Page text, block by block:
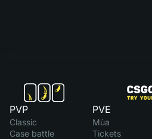
PVP
Classic
Case battle
PVE
Mùa
Tickets